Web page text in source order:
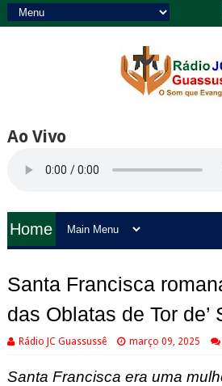
Ao Vivo
Home
Santa Francisca
das Oblatas de Tor de’
Rádio JC Guassussê março 09, 2025
Santa Francisca era uma